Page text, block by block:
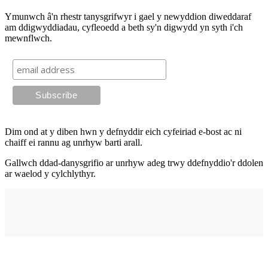
Ymunwch â'n rhestr tanysgrifwyr i gael y newyddion diweddaraf
am ddigwyddiadau, cyfleoedd a beth sy'n digwydd yn syth i'ch
mewnflwch.
Dim ond at y diben hwn y defnyddir eich cyfeiriad e-bost ac ni
chaiff ei rannu ag unrhyw barti arall.
Gallwch ddad-danysgrifio ar unrhyw adeg trwy ddefnyddio'r ddolen
ar waelod y cylchlythyr.